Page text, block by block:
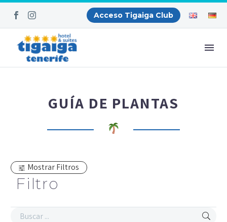
Acceso Tigaiga Club
GUÍA DE PLANTAS
Mostrar Filtros
Filtro